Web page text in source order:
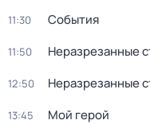
11:30 События
11:50 Неразрезанные
12:50 Неразрезанные
13:45 Мой герой